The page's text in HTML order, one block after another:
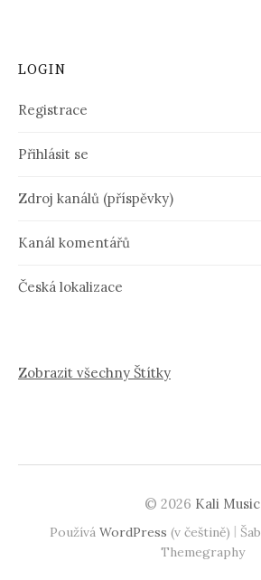
LOGIN
Registrace
Přihlásit se
Zdroj kanálů (příspěvky)
Kanál komentářů
Česká lokalizace
Zobrazit všechny Štítky
© 2026 Kali Music
Používá WordPress (v češtině) |
Themegraphy